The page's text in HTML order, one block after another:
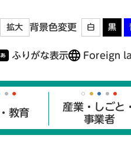
拡大 背景色変更 白 黒
ふりがな表示 Foreign
教育
産業・しごと
事業者